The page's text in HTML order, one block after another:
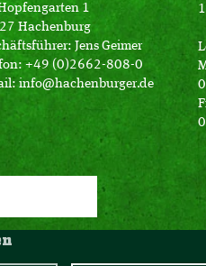
1
Hachenburg
Jens Geimer
+49 (0)2662-808-0
info@hachenburger.de